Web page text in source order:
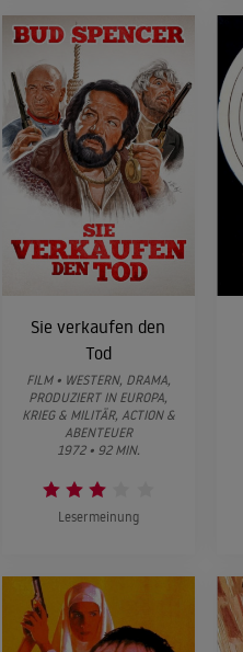
Sie verkaufen den
Tod
FILM • WESTERN, DRAMA,
PRODUZIERT IN EUROPA,
KRIEG & MILITÄR, ACTION &
ABENTEUER
1972 • 92 MIN.
Lesermeinung